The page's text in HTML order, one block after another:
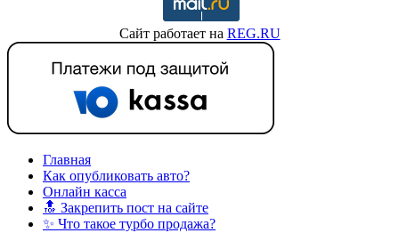
Сайт работает на REG.RU
Главная
Как опубликовать авто?
Онлайн касса
🔝 Закрепить пост на сайте
✨ Что такое турбо продажа?